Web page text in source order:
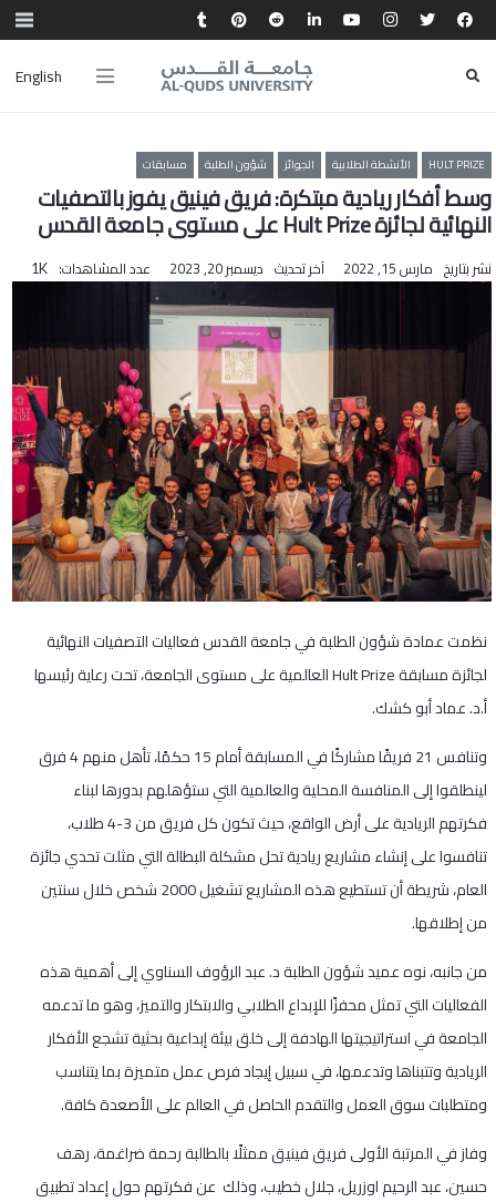
English
HULT PRIZE الأنشطة الطلابية الجوائز شؤون الطلبة مسابقات
وسط أفكار ريادية مبتكرة: فريق فينيق يفوز بالتصفيات
النهائية لجائزة Hult Prize على مستوى جامعة القدس
نشر بتاريخ مارس 15, 2022 آخر تحديث ديسمبر 20, 2023 عدد المشاهدات: 1K
نظمت عمادة شؤون الطلبة في جامعة القدس فعاليات التصفيات النهائية
لجائزة مسابقة Hult Prize العالمية على مستوى الجامعة، تحت رعاية رئيسها
أ.د. عماد أبو كشك.
وتنافس 21 فريقًا مشاركًا في المسابقة أمام 15 حكمًا، تأهل منهم 4 فرق
لينطلقوا إلى المنافسة المحلية والعالمية التي ستؤهلهم بدورها لبناء
فكرتهم الريادية على أرض الواقع، حيث تكون كل فريق من 3-4 طلاب،
تنافسوا على إنشاء مشاريع ريادية تحل مشكلة البطالة التي مثلت تحدي جائزة
العام، شريطة أن تستطيع هذه المشاريع تشغيل 2000 شخص خلال سنتين
من إطلاقها.
من جانبه، نوه عميد شؤون الطلبة د. عبد الرؤوف السناوي إلى أهمية هذه
الفعاليات التي تمثل محفزًا للإبداع الطلابي والابتكار والتميز، وهو ما تدعمه
الجامعة في استراتيجيتها الهادفة إلى خلق بيئة إبداعية بحثية تشجع الأفكار
الريادية وتتبناها وتدعمها، في سبيل إيجاد فرص عمل متميزة بما يتناسب
ومتطلبات سوق العمل والتقدم الحاصل في العالم على الأصعدة كافة.
وفاز في المرتبة الأولى فريق فينيق ممثلًا بالطالبة رحمة ضراغمة، رهف
حسين، عبد الرحيم اوزريل، جلال خطيب، وذلك عن فكرتهم حول إعداد تطبيق